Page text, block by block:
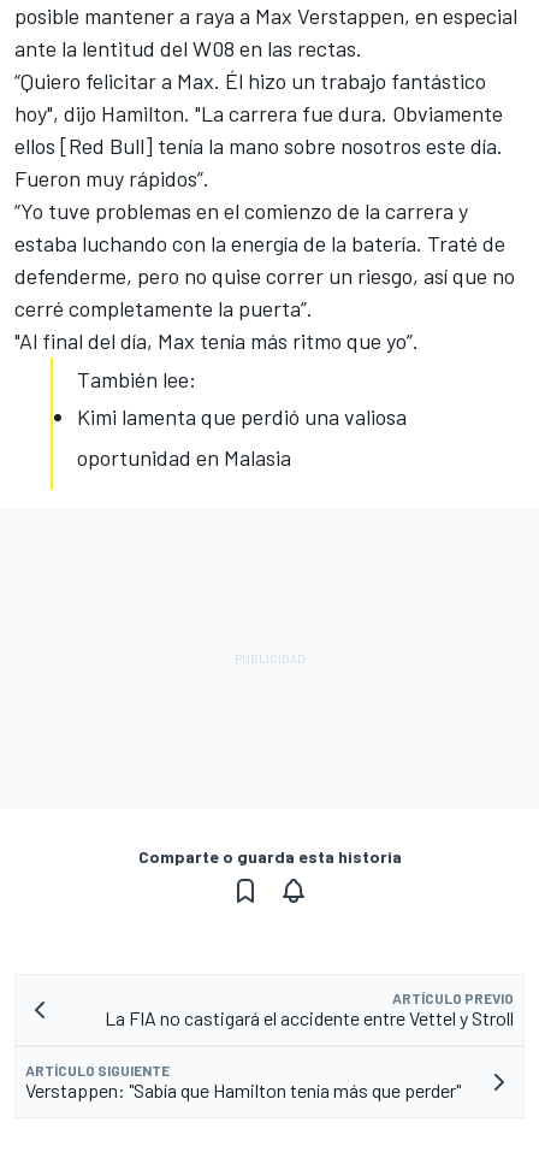
posible mantener a raya a Max Verstappen, en especial
ante la lentitud del W08 en las rectas.
“Quiero felicitar a Max. Él hizo un trabajo fantástico
hoy", dijo Hamilton. "La carrera fue dura. Obviamente
ellos [Red Bull] tenía la mano sobre nosotros este día.
Fueron muy rápidos”.
“Yo tuve problemas en el comienzo de la carrera y
estaba luchando con la energía de la batería. Traté de
defenderme, pero no quise correr un riesgo, así que no
cerré completamente la puerta”.
"Al final del día, Max tenía más ritmo que yo”.
También lee:
Kimi lamenta que perdió una valiosa
oportunidad en Malasia
Comparte o guarda esta historia
ARTÍCULO PREVIO
La FIA no castigará el accidente entre Vettel y Stroll
ARTÍCULO SIGUIENTE
Verstappen: "Sabía que Hamilton tenía más que perder"